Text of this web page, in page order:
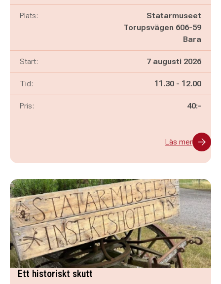
Plats:
Statarmuseet
Torupsvägen 606-59
Bara
Start: 7 augusti 2026
Tid: Pågår mellan
11.30 - och
12.00
Pris: 40:-
Läs mer
Ett historiskt skutt